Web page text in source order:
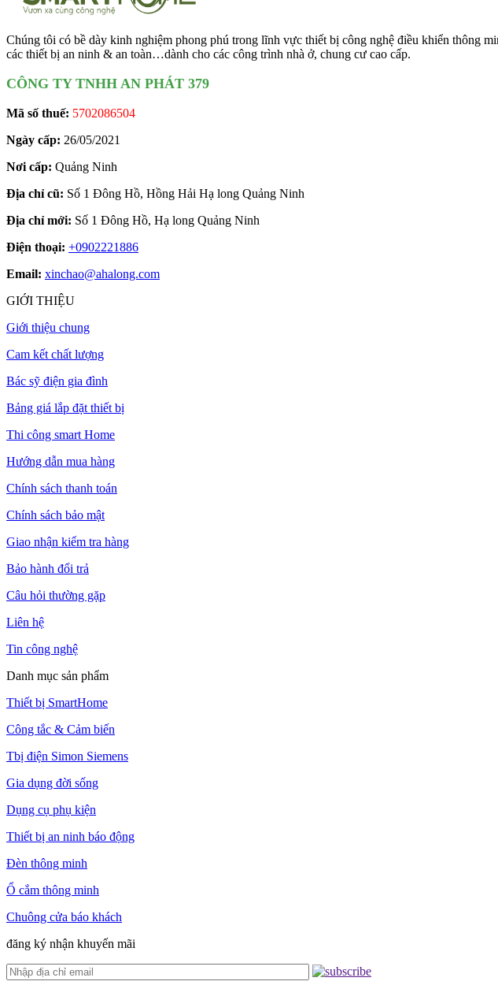
Chúng tôi có bề dày kinh nghiệm phong phú trong lĩnh vực thiết bị công nghệ điều khiển thông
các thiết bị an ninh & an toàn…dành cho các công trình nhà ở, chung cư cao cấp.
CÔNG TY TNHH AN PHÁT 379
Mã số thuế: 5702086504
Ngày cấp: 26/05/2021
Nơi cấp: Quảng Ninh
Địa chỉ cũ: Số 1 Đông Hồ, Hồng Hải Hạ long Quảng Ninh
Địa chỉ mới: Số 1 Đông Hồ, Hạ long Quảng Ninh
Điện thoại: +0902221886
Email: xinchao@ahalong.com
GIỚI THIỆU
Giới thiệu chung
Cam kết chất lượng
Bác sỹ điện gia đình
Bảng giá lắp đặt thiết bị
Thi công smart Home
Hướng dẫn mua hàng
Chính sách thanh toán
Chính sách bảo mật
Giao nhận kiểm tra hàng
Bảo hành đổi trả
Câu hỏi thường gặp
Liên hệ
Tin công nghệ
Danh mục sản phẩm
Thiết bị SmartHome
Công tắc & Cảm biến
Tbị điện Simon Siemens
Gia dụng đời sống
Dụng cụ phụ kiện
Thiết bị an ninh báo động
Đèn thông minh
Ổ cắm thông minh
Chuông cửa báo khách
đăng ký nhận khuyến mãi